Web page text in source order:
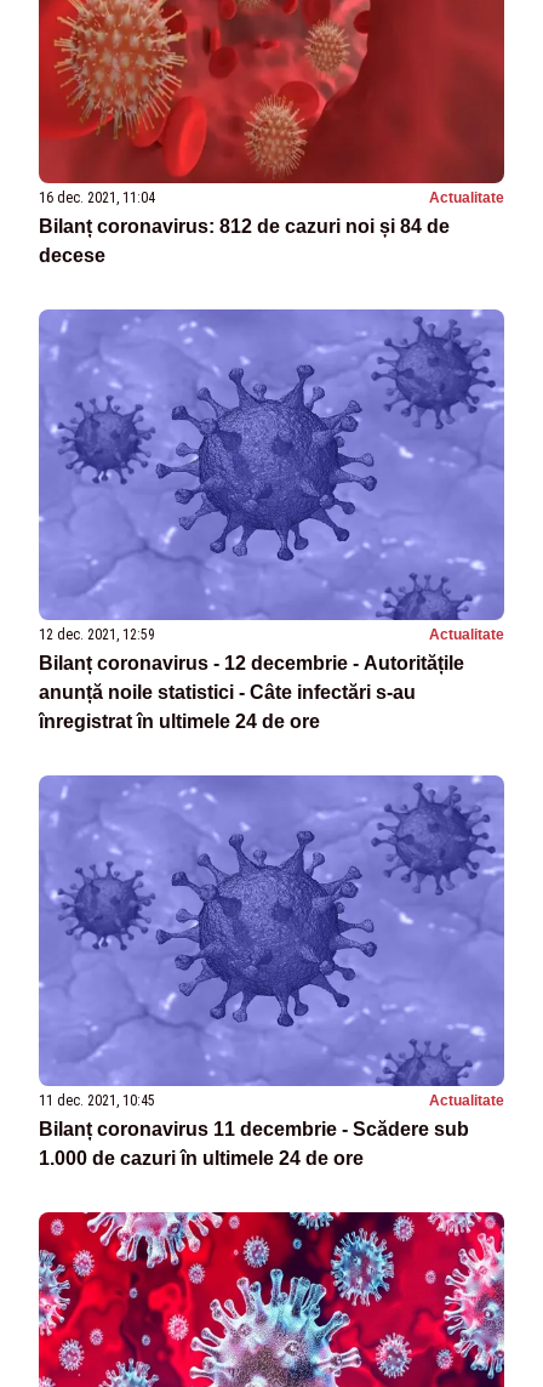
16 dec. 2021, 11:04 Actualitate
Bilanț coronavirus: 812 de cazuri noi și 84 de
decese
12 dec. 2021, 12:59 Actualitate
Bilanț coronavirus - 12 decembrie - Autoritățile
anunță noile statistici - Câte infectări s-au
înregistrat în ultimele 24 de ore
11 dec. 2021, 10:45 Actualitate
Bilanț coronavirus 11 decembrie - Scădere sub
1.000 de cazuri în ultimele 24 de ore